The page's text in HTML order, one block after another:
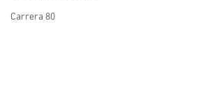
Carrera 80